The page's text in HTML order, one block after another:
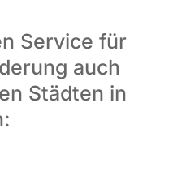
Service für
auch
Städten in